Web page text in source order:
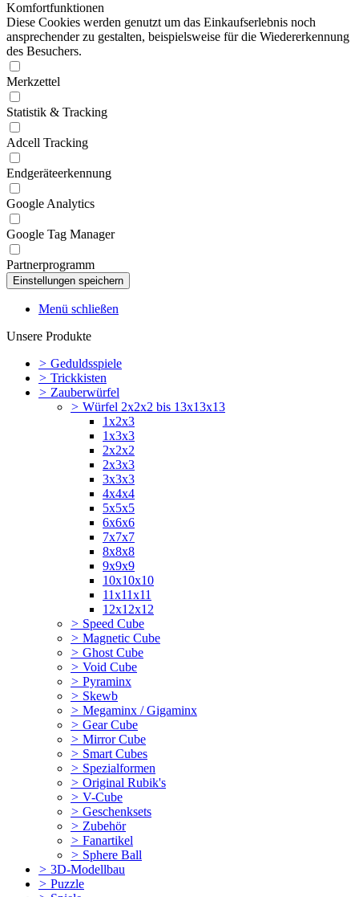
Komfortfunktionen
Diese Cookies werden genutzt um das Einkaufserlebnis noch
ansprechender zu gestalten, beispielsweise für die Wiedererkennung
des Besuchers.
Merkzettel
Statistik & Tracking
Adcell Tracking
Endgeräteerkennung
Google Analytics
Google Tag Manager
Partnerprogramm
Menü schließen
Unsere Produkte
> Geduldsspiele
> Trickkisten
> Zauberwürfel
> Würfel 2x2x2 bis 13x13x13
1x2x3
1x3x3
2x2x2
2x3x3
3x3x3
4x4x4
5x5x5
6x6x6
7x7x7
8x8x8
9x9x9
10x10x10
11x11x11
12x12x12
> Speed Cube
> Magnetic Cube
> Ghost Cube
> Void Cube
> Pyraminx
> Skewb
> Megaminx / Gigaminx
> Gear Cube
> Mirror Cube
> Smart Cubes
> Spezialformen
> Original Rubik's
> V-Cube
> Geschenksets
> Zubehör
> Fanartikel
> Sphere Ball
> 3D-Modellbau
> Puzzle